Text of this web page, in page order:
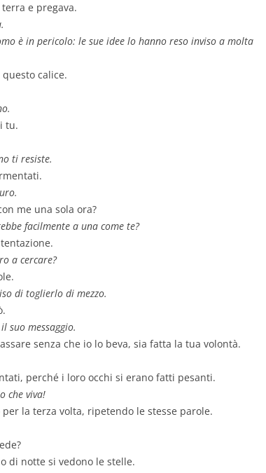
e pregava.
è in pericolo: le sue idee lo hanno reso inviso a molta
calice.
tu.
ti resiste.
me una sola ora?
facilmente a una come te?
a cercare?
di toglierlo di mezzo.
suo messaggio.
senza che io lo beva, sia fatta la tua volontà.
perché i loro occhi si erano fatti pesanti.
che viva!
la terza volta, ripetendo le stesse parole.
di notte si vedono le stelle.